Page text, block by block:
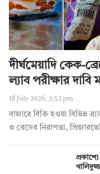
দীর্ঘমেয়াদি কেক-
ল্যাব পরীক্ষার
18 July 2026, 3:53 pm
বাজারে বিক্রি হওয়া বিভিন্ন
ও ব্রেডের নিরাপত্তা,